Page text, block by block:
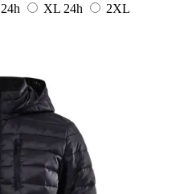
24h XL 24h
2XL